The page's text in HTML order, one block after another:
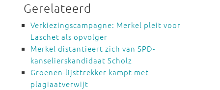
Gerelateerd
Verkiezingscampagne: Merkel pleit voor
Laschet als opvolger
Merkel distantieert zich van SPD-
kanselierskandidaat Scholz
Groenen-lijsttrekker kampt met
plagiaatverwijt